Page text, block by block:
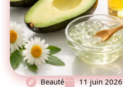
Beauté 11 juin 2026